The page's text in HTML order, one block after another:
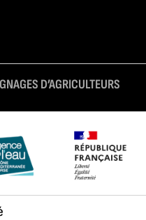
D’AGRICULTEURS